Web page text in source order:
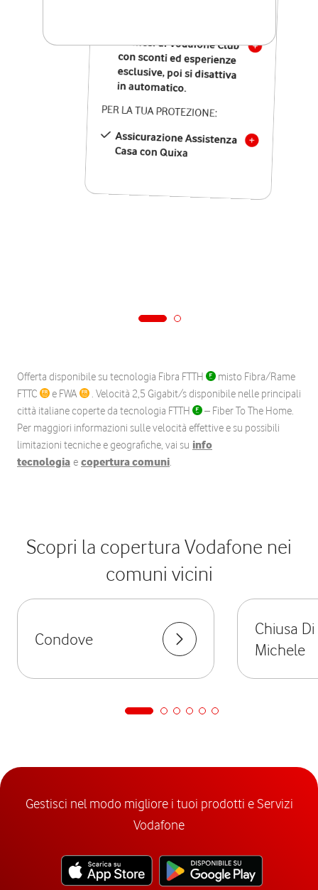
12 mesi di Vodafone Club
con sconti ed esperienze
esclusive, poi si disattiva
in automatico.
PER LA TUA PROTEZIONE:
Assicurazione Assistenza
Casa con Quixa
Offerta disponibile su tecnologia Fibra FTTH
misto Fibra/Rame
FTTC
e FWA
. Velocità 2,5 Gigabit/s disponibile nelle principali
città italiane coperte da tecnologia FTTH
– Fiber To The Home.
Per maggiori informazioni sulle velocità effettive e su possibili
limitazioni tecniche e geografiche, vai su info
tecnologia e copertura comuni.
Scopri la copertura Vodafone nei
comuni vicini
Condove
Chiusa
Michele
Gestisci nel modo migliore i tuoi prodotti e Servizi
Vodafone